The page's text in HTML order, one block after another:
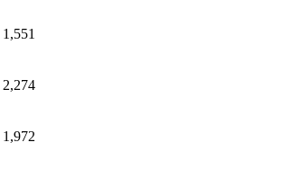
1,551
2,274
1,972